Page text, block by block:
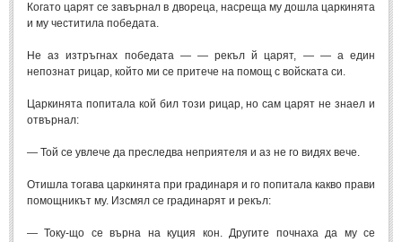
Когато царят се завърнал в двореца, насреща му дошла царкинята
и му честитила победата.
Не аз изтръгнах победата — — рекъл й царят, — — а един
непознат рицар, който ми се притече на помощ с войската си.
Царкинята попитала кой бил този рицар, но сам царят не знаел и
отвърнал:
— Той се увлече да преследва неприятеля и аз не го видях вече.
Отишла тогава царкинята при градинаря и го попитала какво прави
помощникът му. Изсмял се градинарят и рекъл:
— Току-що се върна на куция кон. Другите почнаха да му се